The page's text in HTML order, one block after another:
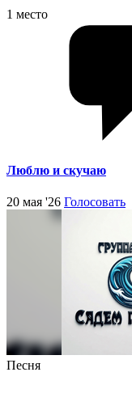
1 место
Люблю и скучаю
20 мая '26 Голосовать
Песня